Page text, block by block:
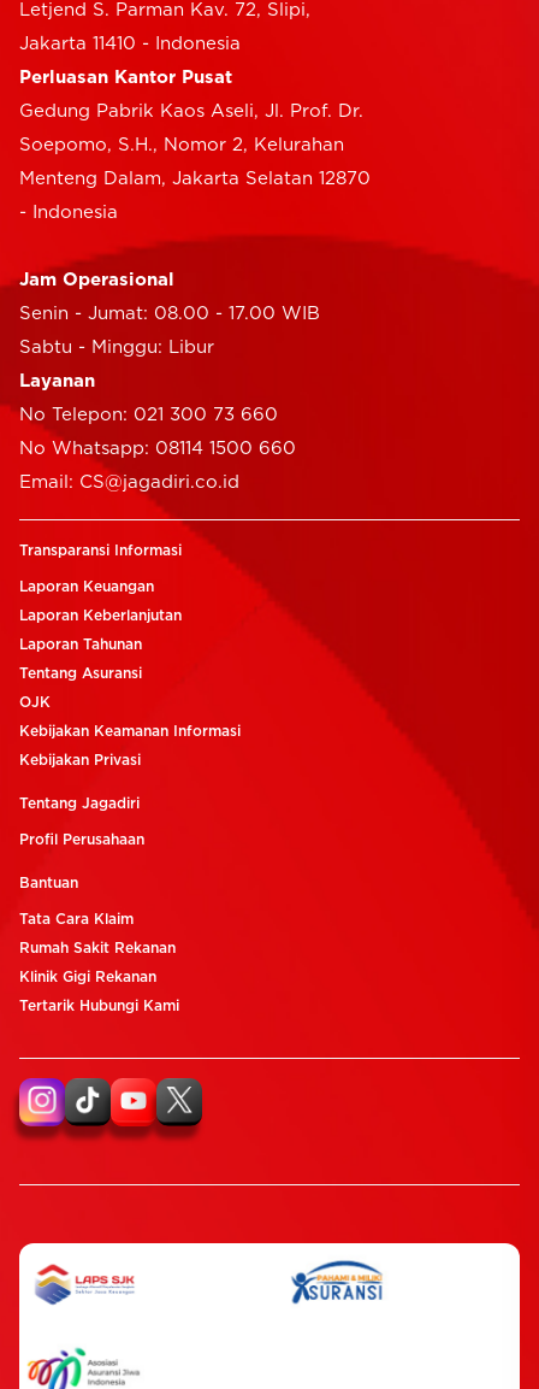
Letjend S. Parman Kav. 72, Slipi,
Jakarta 11410 - Indonesia
Perluasan Kantor Pusat
Gedung Pabrik Kaos Aseli, Jl. Prof. Dr.
Soepomo, S.H., Nomor 2, Kelurahan
Menteng Dalam, Jakarta Selatan 12870
- Indonesia
Jam Operasional
Senin - Jumat: 08.00 - 17.00 WIB
Sabtu - Minggu: Libur
Layanan
No Telepon: 021 300 73 660
No Whatsapp: 08114 1500 660
Email: CS@jagadiri.co.id
Transparansi Informasi
Laporan Keuangan
Laporan Keberlanjutan
Laporan Tahunan
Tentang Asuransi
OJK
Kebijakan Keamanan Informasi
Kebijakan Privasi
Tentang Jagadiri
Profil Perusahaan
Bantuan
Tata Cara Klaim
Rumah Sakit Rekanan
Klinik Gigi Rekanan
Tertarik Hubungi Kami